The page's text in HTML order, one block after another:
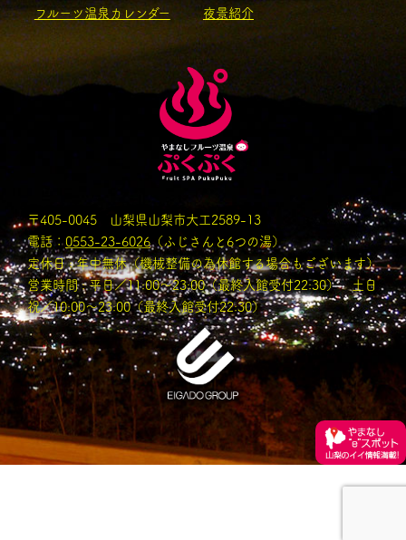
フルーツ温泉カレンダー
夜景紹介
〒405-0045 山梨県山梨市大工2589-13
電話：0553-23-6026（ふじさんと6つの湯）
定休日 : 年中無休（機械整備の為休館する場合もございます）
営業時間 : 平日／11:00〜23:00（最終入館受付22:30） 土日
祝／10:00～23:00（最終入館受付22:30）